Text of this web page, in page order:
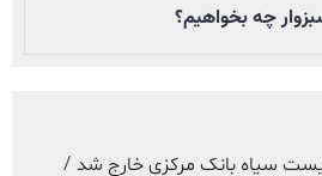
چه بخواهیم؟
سیاه بانک مرکزی خارج شد /